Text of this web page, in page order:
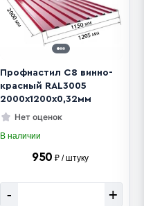
В наличии
Профнастил С8 винно-
красный RAL3005
2000х1200х0,32мм
Нет оценок
950 ₽ / штуку
- +